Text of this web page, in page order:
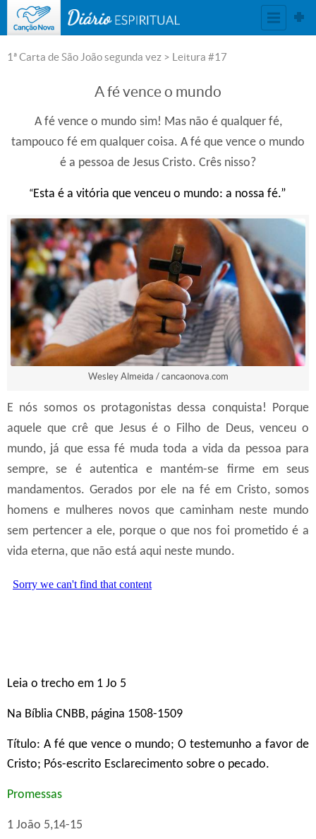
DIÁRIO ESPIRITUAL
1ª Carta de São João segunda vez > Leitura #17
A fé vence o mundo
A fé vence o mundo sim! Mas não é qualquer fé,
tampouco fé em qualquer coisa. A fé que vence o mundo
é a pessoa de Jesus Cristo. Crês nisso?
“Esta é a vitória que venceu o mundo: a nossa fé.”
Wesley Almeida / cancaonova.com
E nós somos os protagonistas dessa conquista! Porque
aquele que crê que Jesus é o Filho de Deus, venceu o
mundo, já que essa fé muda toda a vida da pessoa para
sempre, se é autentica e mantém-se firme em seus
mandamentos. Gerados por ele na fé em Cristo, somos
homens e mulheres novos que caminham neste mundo
sem pertencer a ele, porque o que nos foi prometido é a
vida eterna, que não está aqui neste mundo.
Leia o trecho em 1 Jo 5
Na Bíblia CNBB, página 1508-1509
Título: A fé que vence o mundo; O testemunho a favor de
Cristo; Pós-escrito Esclarecimento sobre o pecado.
Promessas
1 João 5,14-15